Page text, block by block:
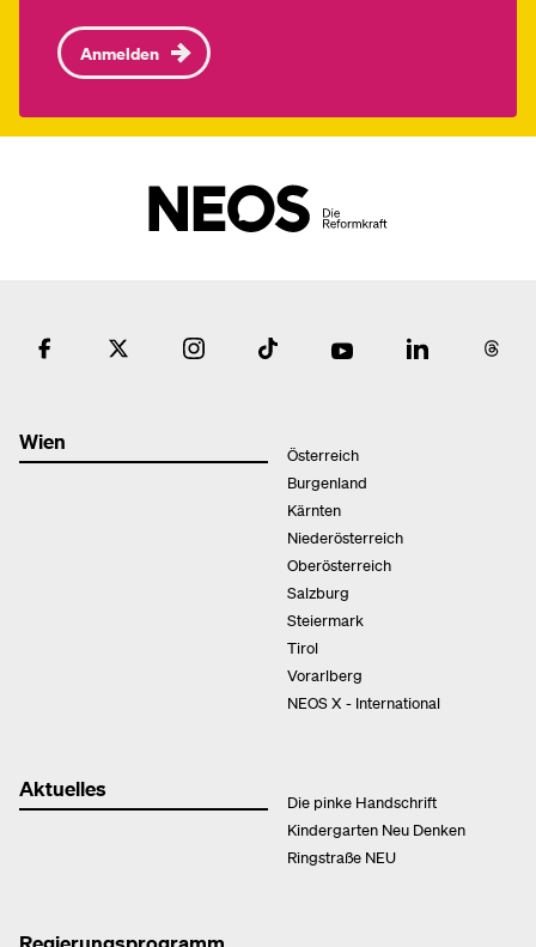
Anmelden
Wien
Österreich
Burgenland
Kärnten
Niederösterreich
Oberösterreich
Salzburg
Steiermark
Tirol
Vorarlberg
NEOS X - International
Aktuelles
Die pinke Handschrift
Kindergarten Neu Denken
Ringstraße NEU